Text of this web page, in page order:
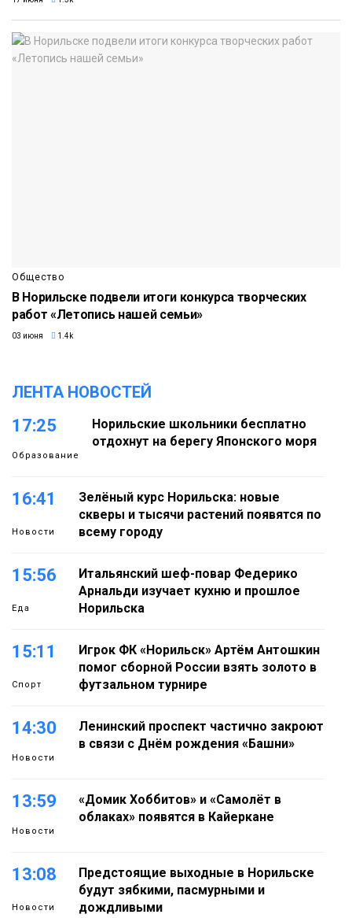
Общество
В Норильске подвели итоги конкурса творческих
работ «Летопись нашей семьи»
03 июня 1.4k
ЛЕНТА НОВОСТЕЙ
17:25
Образование
Норильские школьники бесплатно
отдохнут на берегу Японского моря
16:41
Новости
Зелёный курс Норильска: новые
скверы и тысячи растений появятся по
всему городу
15:56
Еда
Итальянский шеф-повар Федерико
Арнальди изучает кухню и прошлое
Норильска
15:11
Спорт
Игрок ФК «Норильск» Артём Антошкин
помог сборной России взять золото в
футзальном турнире
14:30
Новости
Ленинский проспект частично закроют
в связи с Днём рождения «Башни»
13:59
Новости
«Домик Хоббитов» и «Самолёт в
облаках» появятся в Кайеркане
13:08
Новости
Предстоящие выходные в Норильске
будут зябкими, пасмурными и
дождливыми